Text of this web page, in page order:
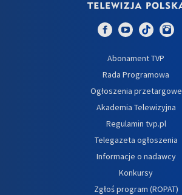
Abonament TVP
Rada Programowa
Ogłoszenia przetargowe
Akademia Telewizyjna
Regulamin tvp.pl
Telegazeta ogłoszenia
Informacje o nadawcy
Konkursy
Zgłoś program (ROPAT)